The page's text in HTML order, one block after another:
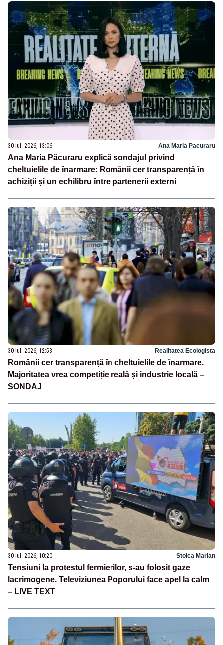
30 iul. 2026, 13:06 Ana Maria Pacuraru
Ana Maria Păcuraru explică sondajul privind
cheltuielile de înarmare: Românii cer transparență în
achiziții și un echilibru între partenerii externi
30 iul. 2026, 12:53 Realitatea Ecologista
Românii cer transparență în cheltuielile de înarmare.
Majoritatea vrea competiție reală și industrie locală –
SONDAJ
30 iul. 2026, 10:20 Stoica Marian
Tensiuni la protestul fermierilor, s-au folosit gaze
lacrimogene. Televiziunea Poporului face apel la calm
– LIVE TEXT